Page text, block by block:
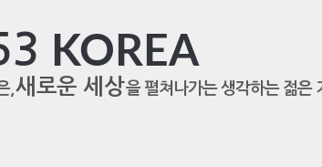
KOREA
, 새로운 세상을 펼쳐나가는 생각하는 젊은